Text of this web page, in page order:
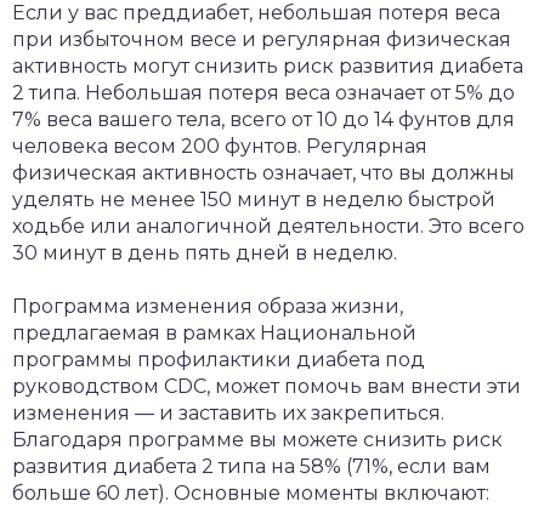
Если у вас преддиабет, небольшая потеря веса
при избыточном весе и регулярная физическая
активность могут снизить риск развития диабета
2 типа. Небольшая потеря веса означает от 5% до
7% веса вашего тела, всего от 10 до 14 фунтов для
человека весом 200 фунтов. Регулярная
физическая активность означает, что вы должны
уделять не менее 150 минут в неделю быстрой
ходьбе или аналогичной деятельности. Это всего
30 минут в день пять дней в неделю.
Программа изменения образа жизни,
предлагаемая в рамках Национальной
программы профилактики диабета под
руководством CDC, может помочь вам внести эти
изменения — и заставить их закрепиться.
Благодаря программе вы можете снизить риск
развития диабета 2 типа на 58% (71%, если вам
больше 60 лет). Основные моменты включают: